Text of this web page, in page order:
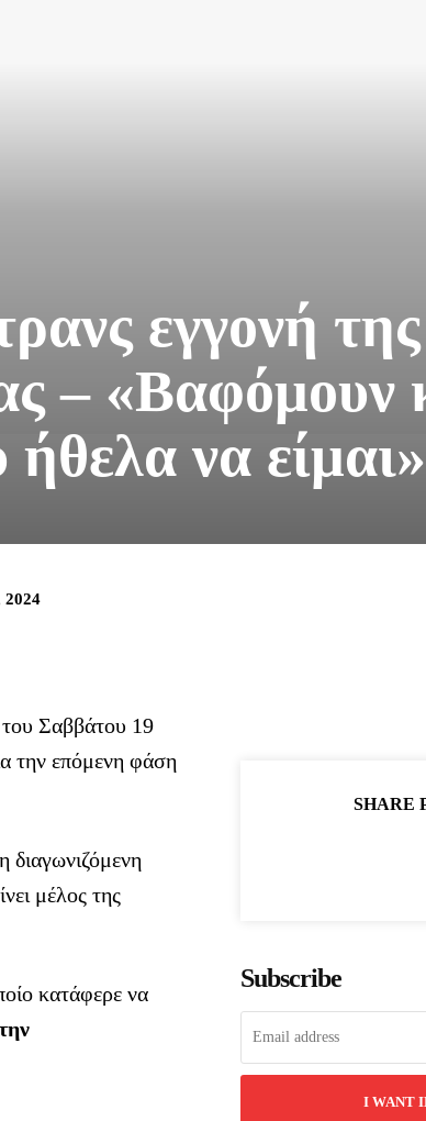
εγγονή της
– «Βαφόμουν
να είμαι»
2024
Σαββάτου 19
την επόμενη φάση
διαγωνιζόμενη
μέλος της
κατάφερε να
SHARE
Subscribe
I WANT